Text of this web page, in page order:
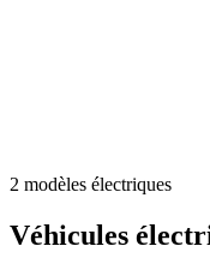
2 modèles électriques
Véhicules